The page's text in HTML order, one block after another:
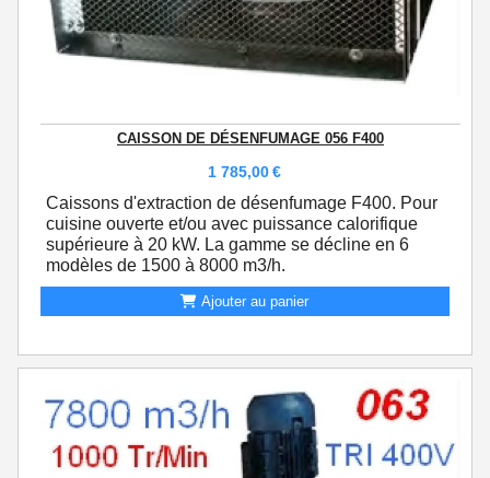
CAISSON DE DÉSENFUMAGE 056 F400
1 785,00€
Caissons d'extraction de désenfumage F400. Pour
cuisine ouverte et/ou avec puissance calorifique
supérieure à 20 kW. La gamme se décline en 6
modèles de 1500 à 8000 m3/h.
Ajouter au panier